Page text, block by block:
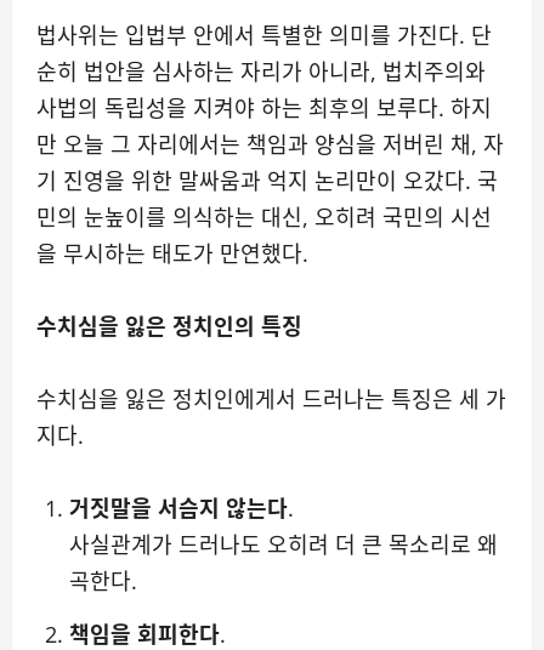
법사위는 입법부 안에서 특별한 의미를 가진다. 단
순히 법안을 심사하는 자리가 아니라, 법치주의와
사법의 독립성을 지켜야 하는 최후의 보루다. 하지
만 오늘 그 자리에서는 책임과 양심을 저버린 채, 자
기 진영을 위한 말싸움과 억지 논리만이 오갔다. 국
민의 눈높이를 의식하는 대신, 오히려 국민의 시선
을 무시하는 태도가 만연했다.
수치심을 잃은 정치인의 특징
수치심을 잃은 정치인에게서 드러나는 특징은 세 가
지다.
거짓말을 서슴지 않는다.
사실관계가 드러나도 오히려 더 큰 목소리로 왜
곡한다.
책임을 회피한다.